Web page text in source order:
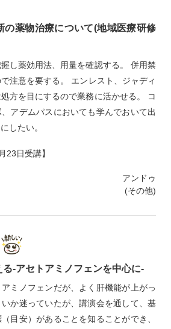
の薬物治療について(地域医療研修
し薬効用法、用量を確認する。 併用禁
注意を要する。 エンレスト、ジャディ
方を目にするので業務に活かせる。 コ
アデムパスにおいても学んでおいて出
したい。
23日受講】
アンドゥ
(その他)
‐アセトアミノフェンを中心に‐
ミノフェンだが、よく肝機能が上がっ
か迷っていたが、講演会を通して、基
目安）があることを知ることができ、